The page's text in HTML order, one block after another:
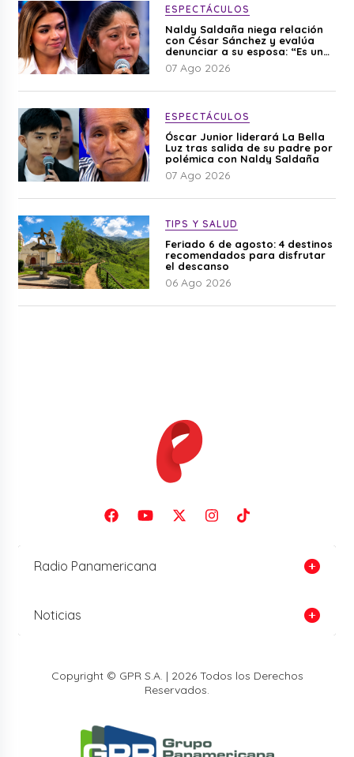
ESPECTÁCULOS
Naldy Saldaña niega relación
con César Sánchez y evalúa
denunciar a su esposa: “Es una
difamación”
07 Ago 2026
ESPECTÁCULOS
Óscar Junior liderará La Bella
Luz tras salida de su padre por
polémica con Naldy Saldaña
07 Ago 2026
TIPS Y SALUD
Feriado 6 de agosto: 4 destinos
recomendados para disfrutar
el descanso
06 Ago 2026
Radio Panamericana
Noticias
Copyright © GPR S.A. | 2026 Todos los Derechos
Reservados.